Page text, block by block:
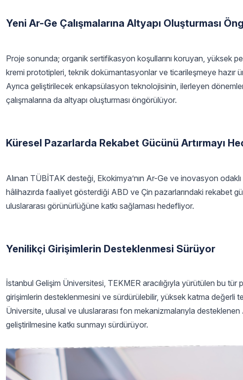
Yeni Ar-Ge Çalışmalarına Altyapı Oluşturması
Proje sonunda; organik sertifikasyon koşullarını koruyan, yüksek
kremi prototipleri, teknik dokümantasyonlar ve ticarileşmeye hazır
Ayrıca geliştirilecek enkapsülasyon teknolojisinin, ilerleyen
çalışmalarına da altyapı oluşturması öngörülüyor.
Küresel Pazarlarda Rekabet Gücünü Artırmayı
Alınan TÜBİTAK desteği, Ekokimya’nın Ar-Ge ve inovasyon
hâlihazırda faaliyet gösterdiği ABD ve Çin pazarlarındaki rekabet
uluslararası görünürlüğüne katkı sağlaması hedefliyor.
Yenilikçi Girişimlerin Desteklenmesi Sürüyor
İstanbul Gelişim Üniversitesi, TEKMER aracılığıyla yürütülen bu tür
girişimlerin desteklenmesini ve sürdürülebilir, yüksek katma değerli
Üniversite, ulusal ve uluslararası fon mekanizmalarıyla
geliştirilmesine katkı sunmayı sürdürüyor.